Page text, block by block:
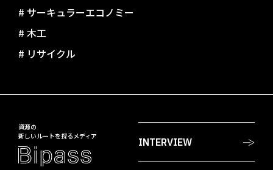
資源の
新しいルートを探るメディア
INTERVIEW
# サーキュラーエコノミー
# 木工
# リサイクル